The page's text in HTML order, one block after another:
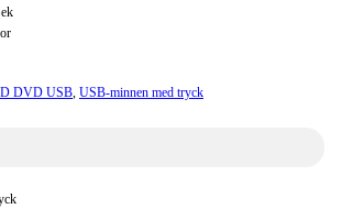
DVD USB, USB-minnen med tryck